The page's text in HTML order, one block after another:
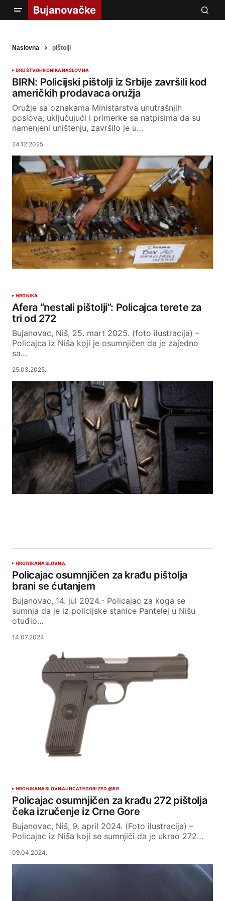
Naslovna pištolji
DRUŠTVOHRONIKANASLOVNA
BIRN: Policijski pištolji iz Srbije završili kod
američkih prodavaca oružja
Oružje sa oznakama Ministarstva unutrašnjih
poslova, uključujući i primerke sa natpisima da su
namenjeni uništenju, završilo je u…
24.12.2025.
HRONIKA
Afera “nestali pištolji”: Policajca terete za
tri od 272
Bujanovac, Niš, 25. mart 2025. (foto ilustracija) –
Policajca iz Niša koji je osumnjičen da je zajedno
sa…
25.03.2025.
HRONIKANASLOVNA
Policajac osumnjičen za krađu pištolja
brani se ćutanjem
Bujanovac, 14. jul 2024.- Policajac za koga se
sumnja da je iz policijske stanice Pantelej u Nišu
otuđio…
14.07.2024.
HRONIKANASLOVNAUNCATEGORIZED @SR
Policajac osumnjičen za krađu 272 pištolja
čeka izručenje iz Crne Gore
Bujanovac, Niš, 9. april 2024. (Foto ilustracija) –
Policajac iz Niša koji se sumnjiči da je ukrao 272…
09.04.2024.